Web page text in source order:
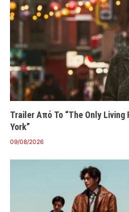
Trailer Από Το “The Only Living
York”
09/08/2026